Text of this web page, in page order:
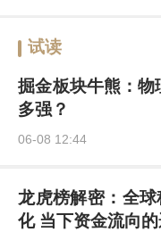
行业背后的硬核逻
试读
掘金板块牛熊：物理AI
多强？
06-08 12:44
龙虎榜解密：全
化 当下资金流向